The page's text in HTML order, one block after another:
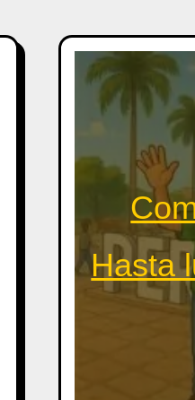
Hasta